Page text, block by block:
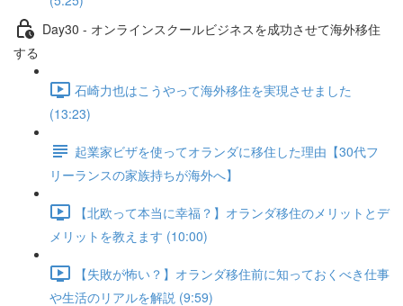
Day30 - オンラインスクールビジネスを成功させて海外移住
する
石崎力也はこうやって海外移住を実現させました
(13:23)
起業家ビザを使ってオランダに移住した理由【30代フ
リーランスの家族持ちが海外へ】
【北欧って本当に幸福？】オランダ移住のメリットとデ
メリットを教えます (10:00)
【失敗が怖い？】オランダ移住前に知っておくべき仕事
や生活のリアルを解説 (9:59)